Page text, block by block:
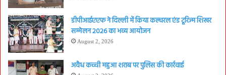
डीपीआईएएफ ने दिल्ली में किया कल्चरल एंड टूरिज्म शिखर
सम्मेलन 2026 का भव्य आयोजन
August 2, 2026
अवैध कच्ची महुआ शराब पर पुलिस की कार्रवाई